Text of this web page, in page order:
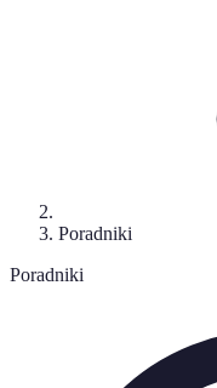
Poradniki
Poradniki